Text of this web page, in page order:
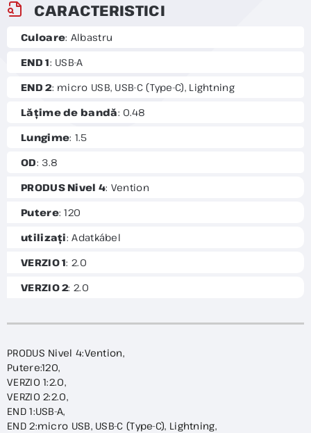
CARACTERISTICI
Culoare: Albastru
END 1: USB-A
END 2: micro USB, USB-C (Type-C), Lightning
Lățime de bandă: 0.48
Lungime: 1.5
OD: 3.8
PRODUS Nivel 4: Vention
Putere: 120
utilizați: Adatkábel
VERZIO 1: 2.0
VERZIO 2: 2.0
PRODUS Nivel 4:Vention,
Putere:120,
VERZIO 1:2.0,
VERZIO 2:2.0,
END 1:USB-A,
END 2:micro USB, USB-C (Type-C), Lightning,